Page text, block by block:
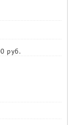
руб.